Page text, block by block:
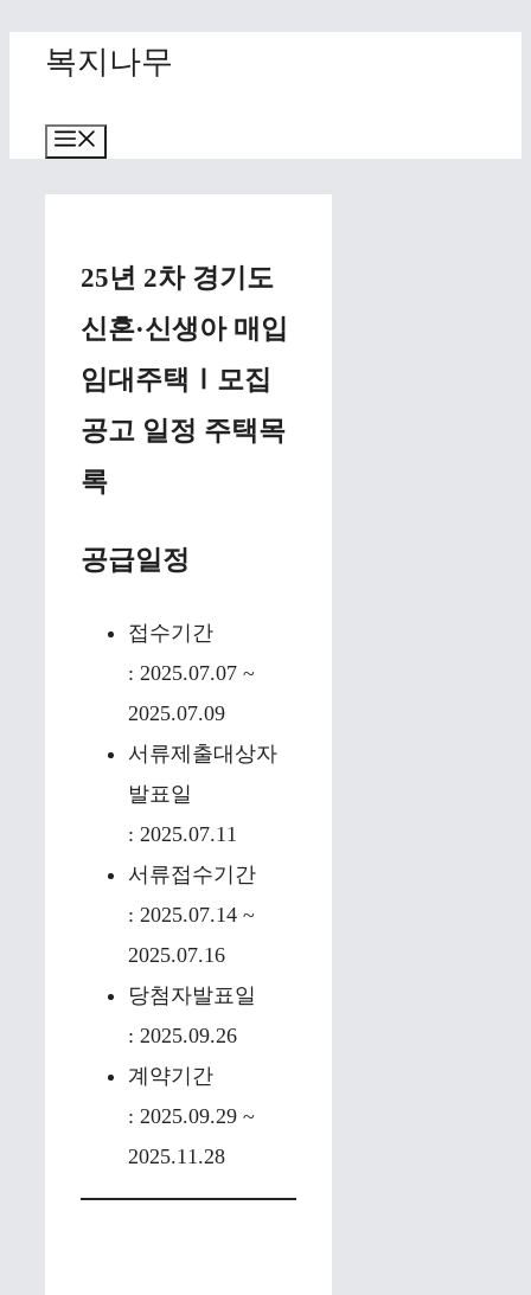
content
복지나무
25년 2차 경기도
신혼·신생아 매입
임대주택Ⅰ모집
공고 일정 주택목
록
공급일정
접수기간
: 2025.07.07 ~
2025.07.09
서류제출대상자
발표일
: 2025.07.11
서류접수기간
: 2025.07.14 ~
2025.07.16
당첨자발표일
: 2025.09.26
계약기간
: 2025.09.29 ~
2025.11.28